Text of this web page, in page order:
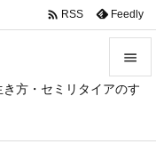
方・セミリタイアのす



 RSS Feedly